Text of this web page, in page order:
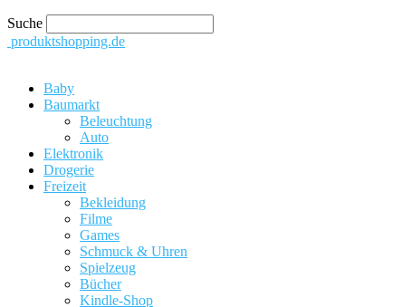
Suche
produktshopping.de
Baby
Baumarkt
Beleuchtung
Auto
Elektronik
Drogerie
Freizeit
Bekleidung
Filme
Games
Schmuck & Uhren
Spielzeug
Bücher
Kindle-Shop